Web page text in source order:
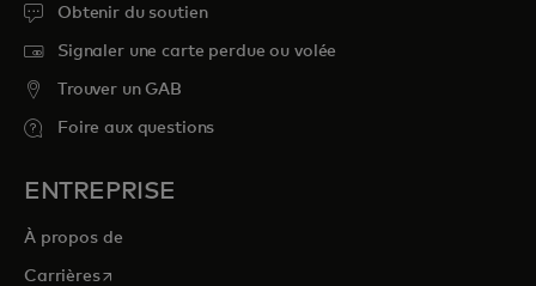
Obtenir du soutien
Signaler une carte perdue ou volée
Trouver un GAB
Foire aux questions
ENTREPRISE
À propos de
Carrièress’ouvre dans un nouvel onglet